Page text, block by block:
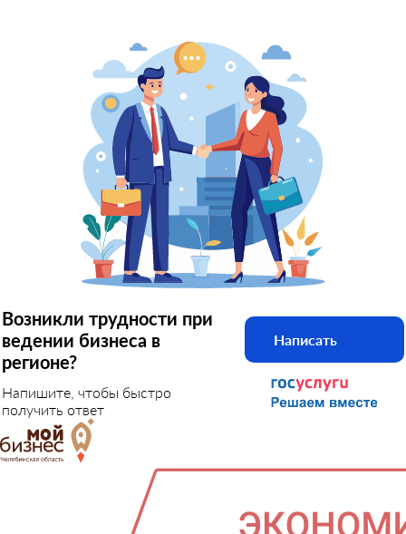
Возникли трудности при
ведении бизнеса в
регионе?
Напишите, чтобы быстро
получить ответ
Написать